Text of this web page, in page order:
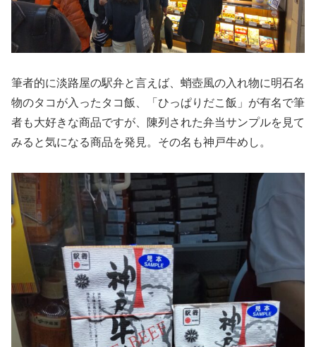
筆者的に淡路屋の駅弁と言えば、蛸壺風の入れ物に明石名
物のタコが入ったタコ飯、「ひっぱりだこ飯」が有名で筆
者も大好きな商品ですが、陳列された弁当サンプルを見て
みると気になる商品を発見。その名も神戸牛めし。